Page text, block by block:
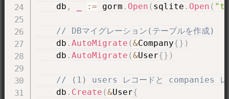
    db
, := gorm . Open ( sqlite . Open (
// DBマイグレーション(テーブルを作成)
    db
. AutoMigrate (&Company{} )
    db
. AutoMigrate (&User{} )
// (1) users レコードと companies レコ
    db
. Create (&User{